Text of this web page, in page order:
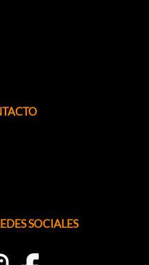
SOCIALES